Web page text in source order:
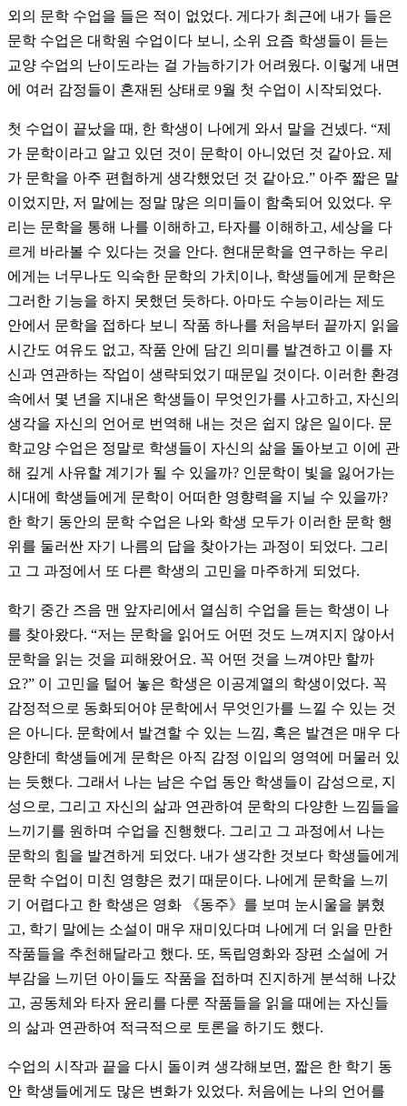
외의 문학 수업을 들은 적이 없었다. 게다가 최근에 내가 들은
문학 수업은 대학원 수업이다 보니, 소위 요즘 학생들이 듣는
교양 수업의 난이도라는 걸 가늠하기가 어려웠다. 이렇게 내면
에 여러 감정들이 혼재된 상태로 9월 첫 수업이 시작되었다.
첫 수업이 끝났을 때, 한 학생이 나에게 와서 말을 건넸다. “제
가 문학이라고 알고 있던 것이 문학이 아니었던 것 같아요. 제
가 문학을 아주 편협하게 생각했었던 것 같아요.” 아주 짧은 말
이었지만, 저 말에는 정말 많은 의미들이 함축되어 있었다. 우
리는 문학을 통해 나를 이해하고, 타자를 이해하고, 세상을 다
르게 바라볼 수 있다는 것을 안다. 현대문학을 연구하는 우리
에게는 너무나도 익숙한 문학의 가치이나, 학생들에게 문학은
그러한 기능을 하지 못했던 듯하다. 아마도 수능이라는 제도
안에서 문학을 접하다 보니 작품 하나를 처음부터 끝까지 읽을
시간도 여유도 없고, 작품 안에 담긴 의미를 발견하고 이를 자
신과 연관하는 작업이 생략되었기 때문일 것이다. 이러한 환경
속에서 몇 년을 지내온 학생들이 무엇인가를 사고하고, 자신의
생각을 자신의 언어로 번역해 내는 것은 쉽지 않은 일이다. 문
학교양 수업은 정말로 학생들이 자신의 삶을 돌아보고 이에 관
해 깊게 사유할 계기가 될 수 있을까? 인문학이 빛을 잃어가는
시대에 학생들에게 문학이 어떠한 영향력을 지닐 수 있을까?
한 학기 동안의 문학 수업은 나와 학생 모두가 이러한 문학 행
위를 둘러싼 자기 나름의 답을 찾아가는 과정이 되었다. 그리
고 그 과정에서 또 다른 학생의 고민을 마주하게 되었다.
학기 중간 즈음 맨 앞자리에서 열심히 수업을 듣는 학생이 나
를 찾아왔다. “저는 문학을 읽어도 어떤 것도 느껴지지 않아서
문학을 읽는 것을 피해왔어요. 꼭 어떤 것을 느껴야만 할까
요?” 이 고민을 털어 놓은 학생은 이공계열의 학생이었다. 꼭
감정적으로 동화되어야 문학에서 무엇인가를 느낄 수 있는 것
은 아니다. 문학에서 발견할 수 있는 느낌, 혹은 발견은 매우 다
양한데 학생들에게 문학은 아직 감정 이입의 영역에 머물러 있
는 듯했다. 그래서 나는 남은 수업 동안 학생들이 감성으로, 지
성으로, 그리고 자신의 삶과 연관하여 문학의 다양한 느낌들을
느끼기를 원하며 수업을 진행했다. 그리고 그 과정에서 나는
문학의 힘을 발견하게 되었다. 내가 생각한 것보다 학생들에게
문학 수업이 미친 영향은 컸기 때문이다. 나에게 문학을 느끼
기 어렵다고 한 학생은 영화 《동주》를 보며 눈시울을 붉혔
고, 학기 말에는 소설이 매우 재미있다며 나에게 더 읽을 만한
작품들을 추천해달라고 했다. 또, 독립영화와 장편 소설에 거
부감을 느끼던 아이들도 작품을 접하며 진지하게 분석해 나갔
고, 공동체와 타자 윤리를 다룬 작품들을 읽을 때에는 자신들
의 삶과 연관하여 적극적으로 토론을 하기도 했다.
수업의 시작과 끝을 다시 돌이켜 생각해보면, 짧은 한 학기 동
안 학생들에게도 많은 변화가 있었다. 처음에는 나의 언어를